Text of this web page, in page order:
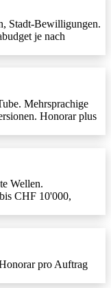
Stadt-Bewilligungen.
je nach
Mehrsprachige
Honorar plus
Wellen.
CHF 10'000,
pro Auftrag